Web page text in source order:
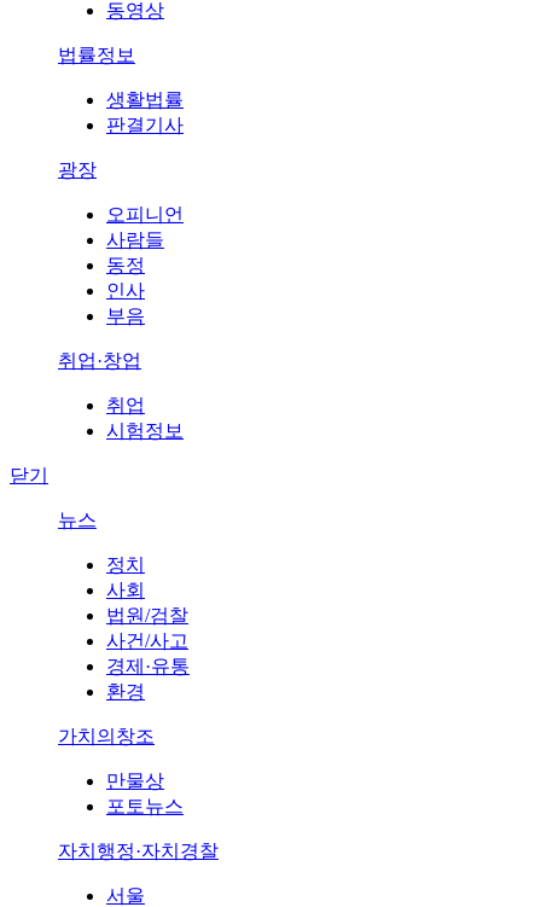
동영상
법률정보
생활법률
판결기사
광장
오피니언
사람들
동정
인사
부음
취업·창업
취업
시험정보
닫기
뉴스
정치
사회
법원/검찰
사건/사고
경제·유통
환경
가치의창조
만물상
포토뉴스
자치행정·자치경찰
서울